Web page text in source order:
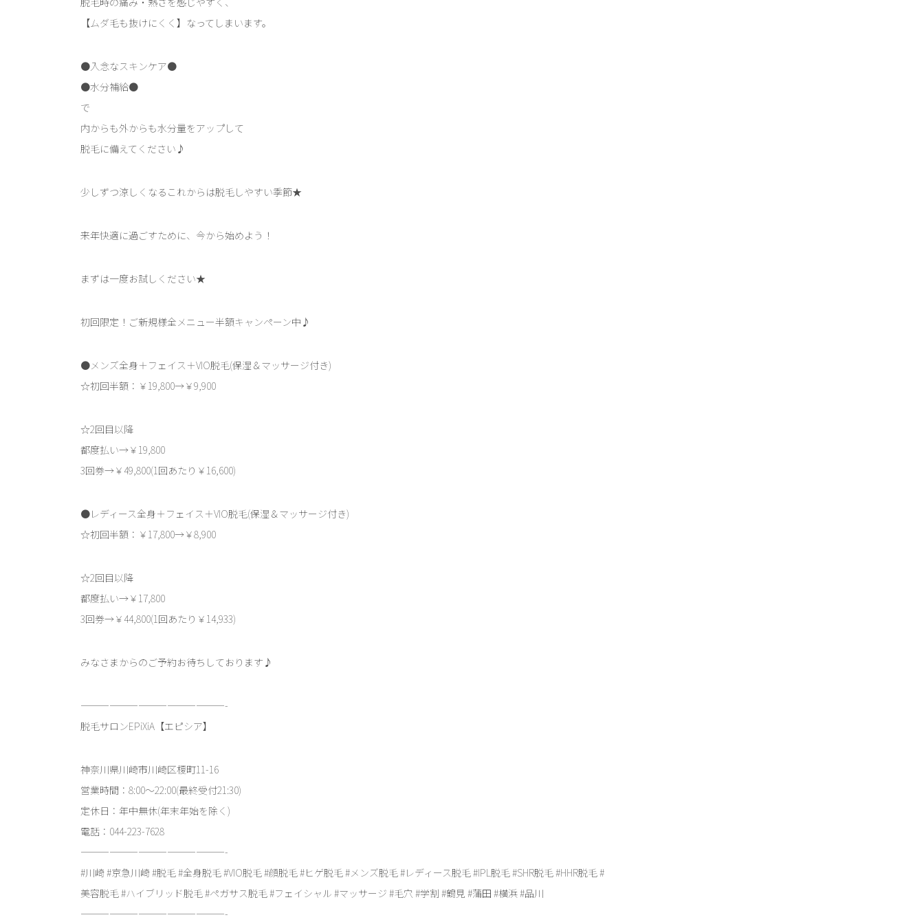
【ムダ毛も抜けにくく】なってしまいます。
●入念なスキンケア●
●水分補給●
で
内からも外からも水分量をアップして
脱毛に備えてください♪
少しずつ涼しくなるこれからは脱毛しやすい季節★
来年快適に過ごすために、今から始めよう！
まずは一度お試しください★
初回限定！ご新規様全メニュー半額キャンペーン中♪
●メンズ全身＋フェイス＋VIO脱毛(保湿＆マッサージ付き)
☆初回半額：￥19,800→￥9,900
☆2回目以降
都度払い→￥19,800
3回券→￥49,800(1回あたり￥16,600)
●レディース全身＋フェイス＋VIO脱毛(保湿＆マッサージ付き)
☆初回半額：￥17,800→￥8,900
☆2回目以降
都度払い→￥17,800
3回券→￥44,800(1回あたり￥14,933)
みなさまからのご予約お待ちしております♪
———————————————-
脱毛サロンEPiXiA【エピシア】
神奈川県川崎市川崎区榎町11-16
営業時間：8:00～22:00(最終受付21:30)
定休日：年中無休(年末年始を除く)
電話：044-223-7628
———————————————-
#川崎 #京急川崎 #脱毛 #全身脱毛 #VIO脱毛 #顔脱毛 #ヒゲ脱毛 #メンズ脱毛 #レディース脱毛 #IPL脱毛 #SHR脱毛 #HHR脱毛 #
美容脱毛 #ハイブリッド脱毛 #ペガサス脱毛 #フェイシャル #マッサージ #毛穴 #学割 #鶴見 #蒲田 #横浜 #品川
———————————————-